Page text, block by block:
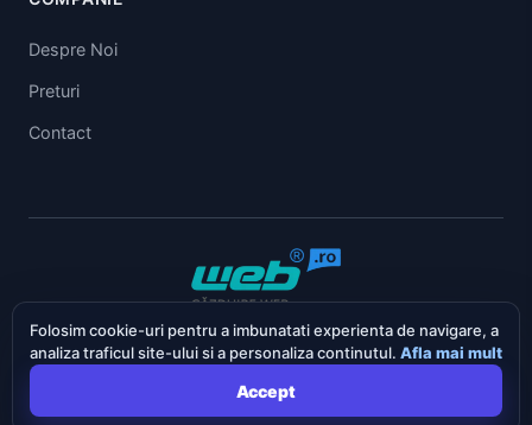
Folosim cookie-uri pentru a imbunatati experienta de navigare, a
analiza traficul site-ului si a personaliza continutul. Afla mai mult
Accept
Despre Noi
Preturi
Contact
© 2026 SEO.ro Toate drepturile rezervate.
English Deutsch Romana